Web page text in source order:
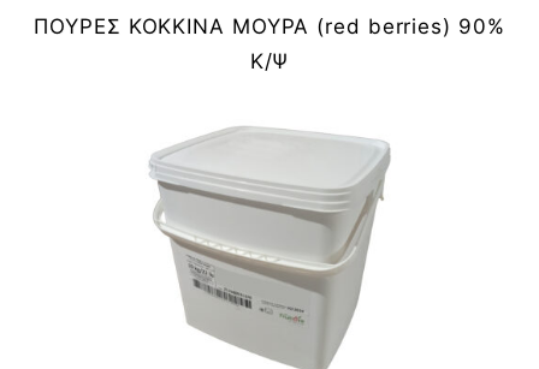
ΠΟΥΡΕΣ ΚΟΚΚΙΝΑ ΜΟΥΡΑ (red berries) 90%
Κ/Ψ